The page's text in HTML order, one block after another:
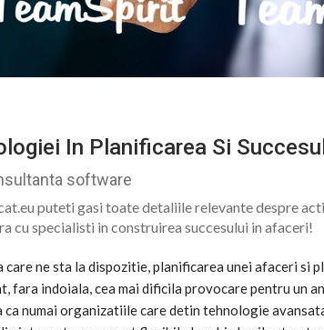
In Planificarea Si
software
puteti gasi toate detaliile relevante despre
cu specialisti in construirea succesului in afaceri!
ne sta la dispozitie, planificarea unei afaceri si
fara indoiala, cea mai dificila provocare pentru un
numai organizatiile care detin tehnologie